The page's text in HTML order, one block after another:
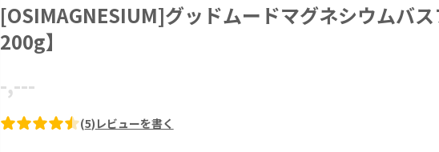
[OSIMAGNESIUM]グッドムードマグネシウムバ
200g】
-,---
(5) レビューを書く